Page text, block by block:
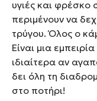
υγιές και φρέσκο
περιμένουν να
τρύγου. Όλος ο
Είναι μια
ιδιαίτερα αν
δει όλη τη
στο ποτήρι!